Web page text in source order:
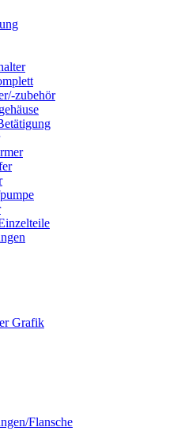
zubehör
Grafik
Flansche